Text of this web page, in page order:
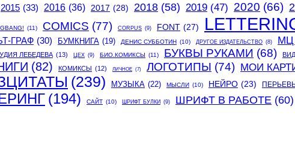
2015 (33) 2016 (36) 2017 (28) 2018 (58) 2019 (47) 2020 (66)
(11) COMICS (77) CORPUS (9) FONT (27)
ГРАФ (30) БУМКНИГА (19) ДЕНИС СУББОТИН (10) ДРУГОЕ ИЗДАТЕЛЬСТВО (8) МЦ
ЛЕБЕДЕВА (13) ЦЕХ (9) БИО.КОМИКСЫ (11) БУКВЫ РУКАМИ (68)
(82) КОМИКСЫ (12) ЛИЧНОЕ (7) ЛОГОТИПЫ (74) МОИ
(239) МУЗЫКА (22) МЫСЛИ (10) НЕЙРО (23)
(194) САЙТ (10) ШРИФТ БУЛКИ (9) ШРИФТ В РАБОТЕ (60)